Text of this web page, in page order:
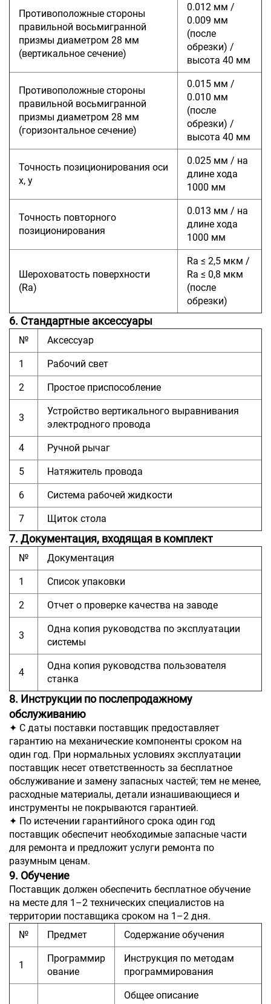
Противоположные стороны
правильной восьмигранной
призмы диаметром 28 мм
(вертикальное сечение)
0.012 мм /
0.009 мм
(после
обрезки) /
высота 40 мм
Противоположные стороны
правильной восьмигранной
призмы диаметром 28 мм
(горизонтальное сечение)
0.015 мм /
0.010 мм
(после
обрезки) /
высота 40 мм
Точность позиционирования оси
x, y
0.025 мм / на
длине хода
1000 мм
Точность повторного
позиционирования
0.013 мм / на
длине хода
1000 мм
Шероховатость поверхности
(Ra)
Ra ≤ 2,5 мкм /
Ra ≤ 0,8 мкм
(после
обрезки)
6. Стандартные аксессуары
№ Аксессуар
1 Рабочий свет
2 Простое приспособление
3
Устройство вертикального выравнивания
электродного провода
4 Ручной рычаг
5 Натяжитель провода
6 Система рабочей жидкости
7 Щиток стола
7. Документация, входящая в комплект
№ Документация
1 Список упаковки
2 Отчет о проверке качества на заводе
3
Одна копия руководства по эксплуатации
системы
4
Одна копия руководства пользователя
станка
8. Инструкции по послепродажному
обслуживанию
✦ С даты поставки поставщик предоставляет
гарантию на механические компоненты сроком на
один год. При нормальных условиях эксплуатации
поставщик несет ответственность за бесплатное
обслуживание и замену запасных частей; тем не менее,
расходные материалы, детали изнашивающиеся и
инструменты не покрываются гарантией.
✦ По истечении гарантийного срока один год
поставщик обеспечит необходимые запасные части
для ремонта и предложит услуги ремонта по
разумным ценам.
9. Обучение
Поставщик должен обеспечить бесплатное обучение
на месте для 1–2 технических специалистов на
территории поставщика сроком на 1–2 дня.
№
Предмет Содержание обучения
1
Программир
ование
Инструкция по методам
программирования
Общее описание